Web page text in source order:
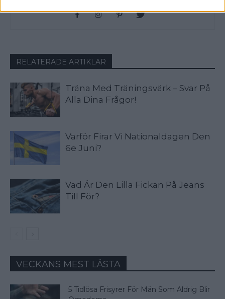
RELATERADE ARTIKLAR
Träna Med Träningsvärk – Svar På
Alla Dina Frågor!
Varför Firar Vi Nationaldagen Den
6e Juni?
Vad Är Den Lilla Fickan På Jeans
Till För?
VECKANS MEST LÄSTA
5 Tidlösa Frisyrer För Män Som Aldrig Blir